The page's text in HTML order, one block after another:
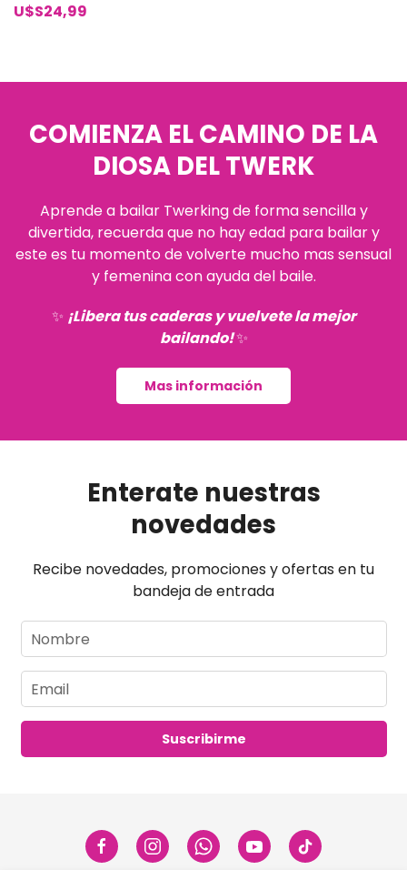
U$S24,99
COMIENZA EL CAMINO DE LA
DIOSA DEL TWERK
Aprende a bailar Twerking de forma sencilla y
divertida, recuerda que no hay edad para bailar y
este es tu momento de volverte mucho mas sensual
y femenina con ayuda del baile.
✨ ¡Libera tus caderas y vuelvete la mejor
bailando!✨
Mas información
Enterate nuestras
novedades
Recibe novedades, promociones y ofertas en tu
bandeja de entrada
Suscribirme